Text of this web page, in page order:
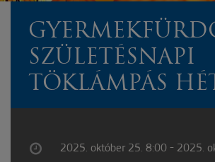
SZÜLETÉSNAPI
TÖKLÁMPÁS
2025. október 25. 8:00 - 2025.